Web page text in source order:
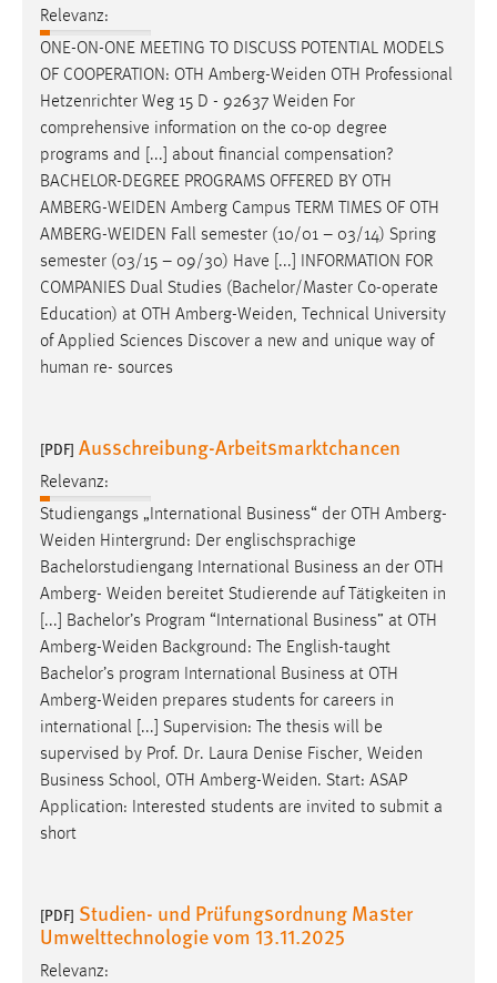
Relevanz:
ONE-ON-ONE MEETING TO DISCUSS POTENTIAL MODELS
OF COOPERATION: OTH Amberg-Weiden OTH Professional
Hetzenrichter Weg 15 D - 92637 Weiden For
comprehensive information on the co-op degree
programs and [...] about financial compensation?
BACHELOR-DEGREE PROGRAMS OFFERED BY OTH
AMBERG-WEIDEN Amberg Campus TERM TIMES OF OTH
AMBERG-WEIDEN Fall semester (10/01 – 03/14) Spring
semester (03/15 – 09/30) Have [...] INFORMATION FOR
COMPANIES Dual Studies (Bachelor/Master Co-operate
Education) at OTH Amberg-Weiden, Technical University
of Applied Sciences Discover a new and unique way of
human re- sources
[PDF] Ausschreibung-Arbeitsmarktchancen
Relevanz:
Studiengangs „International Business“ der OTH Amberg-
Weiden Hintergrund: Der englischsprachige
Bachelorstudiengang International Business an der OTH
Amberg- Weiden bereitet Studierende auf Tätigkeiten in
[...] Bachelor’s Program “International Business” at OTH
Amberg-Weiden Background: The English-taught
Bachelor’s program International Business at OTH
Amberg-Weiden prepares students for careers in
international [...] Supervision: The thesis will be
supervised by Prof. Dr. Laura Denise Fischer, Weiden
Business School, OTH Amberg-Weiden. Start: ASAP
Application: Interested students are invited to submit a
short
[PDF] Studien- und Prüfungsordnung Master
Umwelttechnologie vom 13.11.2025
Relevanz: